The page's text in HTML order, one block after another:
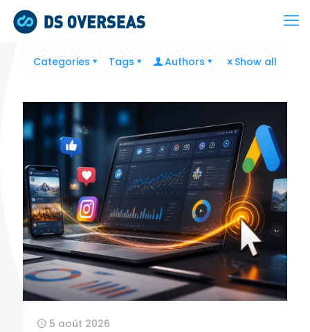
Categories Tags Authors Show all
5 août 2026